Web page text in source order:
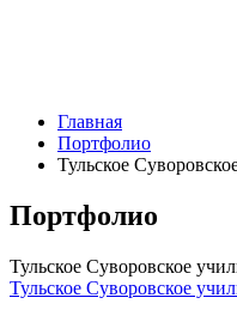
Главная
Портфолио
Тульское
Портфолио
Тульское Суворовское
Тульское Суворовское